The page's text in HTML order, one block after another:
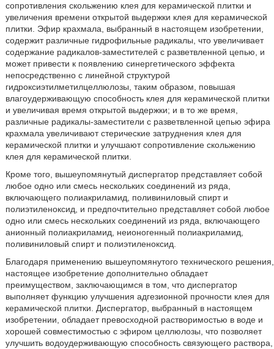
сопротивления скольжению клея для керамической плитки и
увеличения времени открытой выдержки клея для керамической
плитки. Эфир крахмала, выбранный в настоящем изобретении,
содержит различные гидрофильные радикалы, что увеличивает
содержание радикалов-заместителей с разветвленной цепью, и
может привести к появлению синергетического эффекта
непосредственно с линейной структурой
гидроксиэтилметилцеллюлозы, таким образом, повышая
влагоудерживающую способность клея для керамической плитки
и увеличивая время открытой выдержки; и в то же время,
различные радикалы-заместители с разветвленной цепью эфира
крахмала увеличивают стерические затруднения клея для
керамической плитки и улучшают сопротивление скольжению
клея для керамической плитки.
Кроме того, вышеупомянутый диспергатор представляет собой
любое одно или смесь нескольких соединений из ряда,
включающего полиакриламид, поливиниловый спирт и
полиэтиленоксид, и предпочтительно представляет собой любое
одно или смесь нескольких соединений из ряда, включающего
анионный полиакриламид, неионогенный полиакриламид,
поливиниловый спирт и полиэтиленоксид.
Благодаря применению вышеупомянутого технического решения,
настоящее изобретение дополнительно обладает
преимуществом, заключающимся в том, что диспергатор
выполняет функцию улучшения адгезионной прочности клея для
керамической плитки. Диспергатор, выбранный в настоящем
изобретении, обладает превосходной растворимостью в воде и
хорошей совместимостью с эфиром целлюлозы, что позволяет
улучшить водоудерживающую способность связующего раствора,